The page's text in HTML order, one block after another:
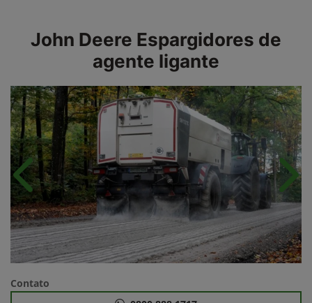
John Deere Espargidores de
agente ligante
Anterior
Contato